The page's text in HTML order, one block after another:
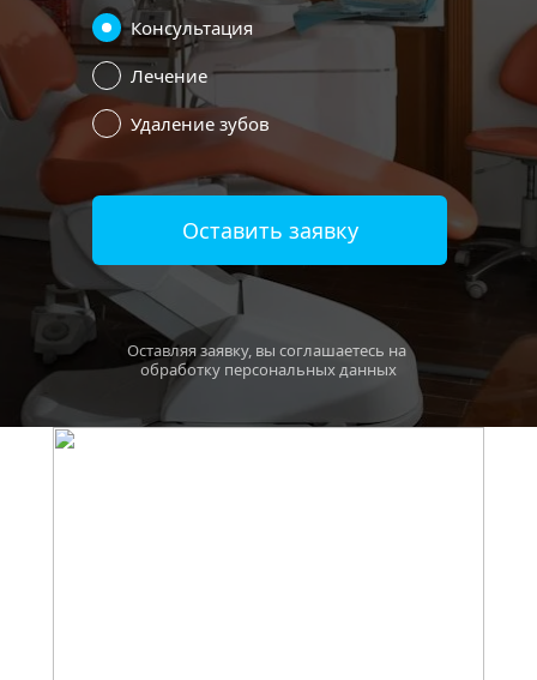
Консультация
Лечение
Удаление зубов
Оставить заявку
Оставляя заявку, вы соглашаетесь на
обработку персональных данных